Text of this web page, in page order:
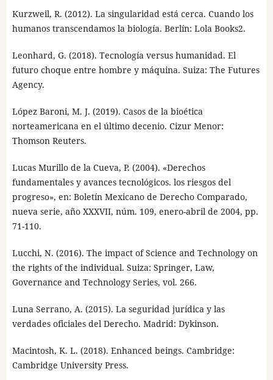
Kurzweil, R. (2012). La singularidad está cerca. Cuando los
humanos transcendamos la biología. Berlín: Lola Books2.
Leonhard, G. (2018). Tecnología versus humanidad. El
futuro choque entre hombre y máquina. Suiza: The Futures
Agency.
López Baroni, M. J. (2019). Casos de la bioética
norteamericana en el último decenio. Cizur Menor:
Thomson Reuters.
Lucas Murillo de la Cueva, P. (2004). «Derechos
fundamentales y avances tecnológicos. los riesgos del
progreso», en: Boletín Mexicano de Derecho Comparado,
nueva serie, año XXXVII, núm. 109, enero-abril de 2004, pp.
71-110.
Lucchi, N. (2016). The impact of Science and Technology on
the rights of the individual. Suiza: Springer, Law,
Governance and Technology Series, vol. 266.
Luna Serrano, A. (2015). La seguridad jurídica y las
verdades oficiales del Derecho. Madrid: Dykinson.
Macintosh, K. L. (2018). Enhanced beings. Cambridge:
Cambridge University Press.